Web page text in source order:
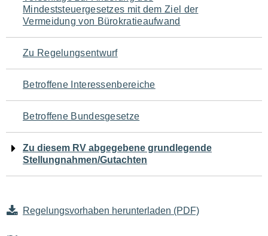
für
den
Seiteninhalt
Mindeststeuergesetzes mit dem Ziel der
Vermeidung von Bürokratieaufwand
Zu Regelungsentwurf
Betroffene Interessenbereiche
Betroffene Bundesgesetze
Zu diesem RV abgegebene grundlegende
Stellungnahmen/Gutachten
Regelungsvorhaben herunterladen (PDF)